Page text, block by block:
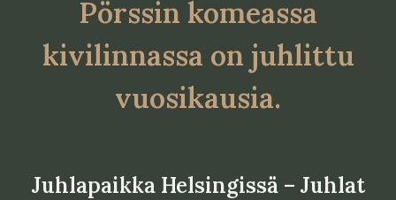
Pörssin komeassa
kivilinnassa on juhlittu
vuosikausia.
Juhlapaikka Helsingissä – Juhlat